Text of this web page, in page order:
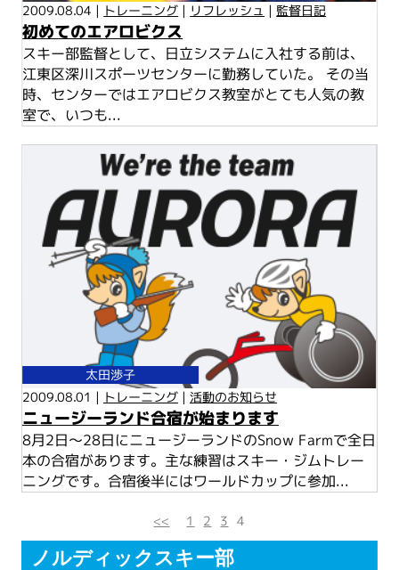
2009.08.04 | トレーニング | リフレッシュ | 監督日記
初めてのエアロビクス
スキー部監督として、日立システムに入社する前は、
江東区深川スポーツセンターに勤務していた。 その当
時、センターではエアロビクス教室がとても人気の教
室で、いつも...
太田渉子
2009.08.01 | トレーニング| 活動のお知らせ
ニュージーランド合宿が始まります
8月2日～28日にニュージーランドのSnow Farmで全日
本の合宿があります。主な練習はスキー・ジムトレー
ニングです。合宿後半にはワールドカップに参加...
<< 1 2 3 4
ノルディックスキー部